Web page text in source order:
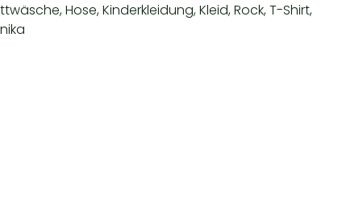
Hose, Kinderkleidung, Kleid, Rock, T-Shirt,